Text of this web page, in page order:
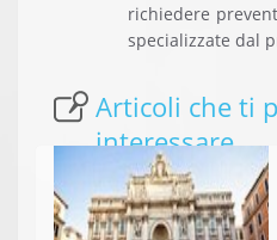
richiedere
specializzate dal
Articoli che ti
interessare